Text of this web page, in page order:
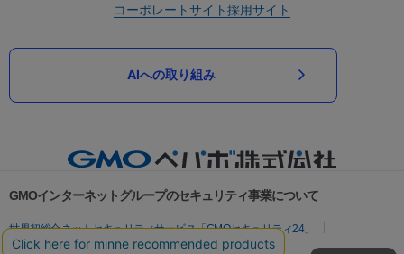
コーポレートサイト採用サイト
AIへの取り組み
GMOインターネットグループのセキュリティ事業について
世界初総合ネットセキュリティサービス「GMOセキュリティ24」
パスワード漏洩診断
Webサイトリスク診断